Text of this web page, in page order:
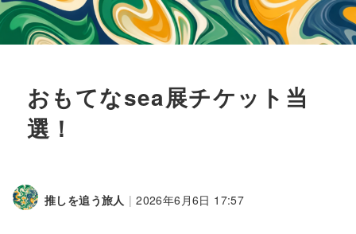
おもてなsea展チケット当
選！
推しを追う旅人 | 2026年6月6日 17:57